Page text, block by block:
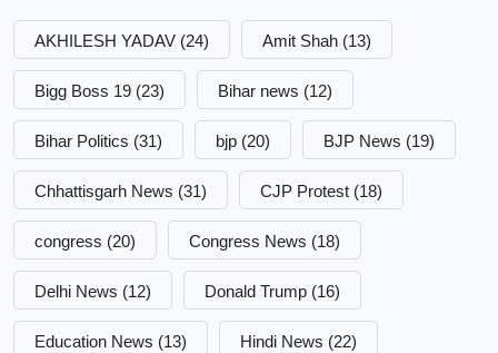
AKHILESH YADAV (24) Amit Shah (13)
Bigg Boss 19 (23) Bihar news (12)
Bihar Politics (31) bjp (20) BJP News (19)
Chhattisgarh News (31) CJP Protest (18)
congress (20) Congress News (18)
Delhi News (12) Donald Trump (16)
Education News (13) Hindi News (22)